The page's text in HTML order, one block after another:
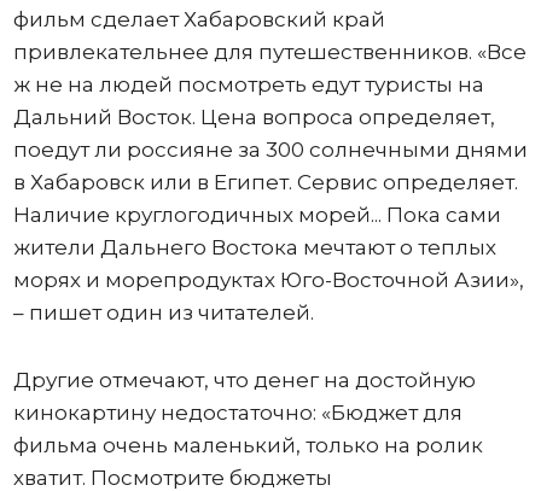
фильм сделает Хабаровский край
привлекательнее для путешественников. «Все
ж не на людей посмотреть едут туристы на
Дальний Восток. Цена вопроса определяет,
поедут ли россияне за 300 солнечными днями
в Хабаровск или в Египет. Сервис определяет.
Наличие круглогодичных морей... Пока сами
жители Дальнего Востока мечтают о теплых
морях и морепродуктах Юго-Восточной Азии»,
– пишет один из читателей.
Другие отмечают, что денег на достойную
кинокартину недостаточно: «Бюджет для
фильма очень маленький, только на ролик
хватит. Посмотрите бюджеты